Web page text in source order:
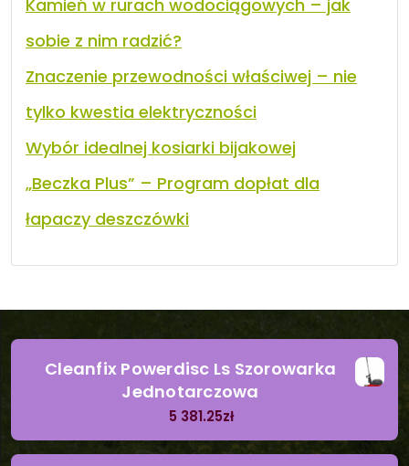
Kamień w rurach wodociągowych – jak
sobie z nim radzić?
Znaczenie przewodności właściwej – nie
tylko kwestia elektryczności
Wybór idealnej kosiarki bijakowej
„Beczka Plus” – Program dopłat dla
łapaczy deszczówki
Cleanfix Powerdisc Ls Szorowarka
Jednotarczowa
5 381.25zł